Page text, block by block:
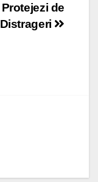
Protejezi de
Distrageri